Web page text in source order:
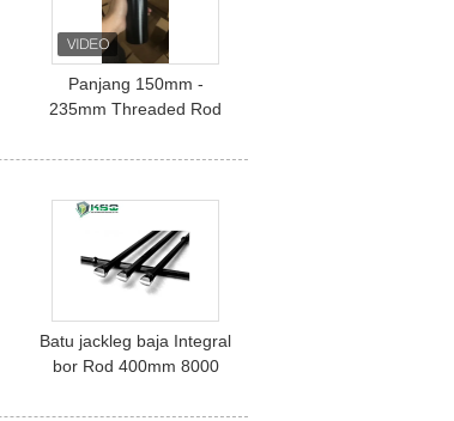
Panjang 150mm -
235mm Threaded Rod
Kekuatan Tinggi Alloy
Batu jackleg baja Integral
bor Rod 400mm 8000